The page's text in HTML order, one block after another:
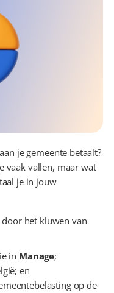
je gemeente betaalt?
vaak vallen, maar wat
je in jouw
het kluwen van
in Manage;
en
op de